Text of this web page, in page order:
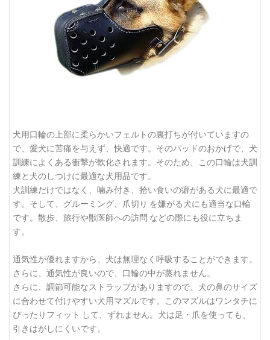
犬用口輪の上部に柔らかいフェルトの裏打ちが付いていますの
で、愛犬に苦痛を与えず、快適です。そのパッドのおかげで、犬
訓練によくある衝撃が軟化されます。そのため、この口輪は犬訓
練と犬のしつけに最適な犬用品です。
犬訓練だけではなく、噛み付き、拾い食いの癖がある犬に最適で
す。そして、グルーミング、爪切り を嫌がる犬にも適当な口輪
です。散歩、旅行や獣医師への訪問 などの際にも役に立ちま
す。
通気性が優れますから、犬は無理なく呼吸することができます。
さらに、通気性が良いので、口輪の中が蒸れません。
さらに、調節可能なストラップがありますので、犬の鼻のサイズ
に合わせて付けやすい犬用マズルです。このマズルはワンタチに
ぴったりフィット して、ずれません。犬は足・爪を使っても、
引きはがしにくいです。